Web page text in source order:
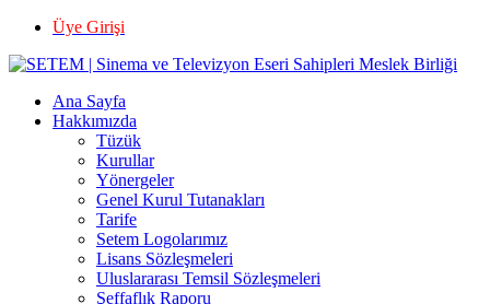
Üye Girişi
Ana Sayfa
Hakkımızda
Tüzük
Kurullar
Yönergeler
Genel Kurul Tutanakları
Tarife
Setem Logolarımız
Lisans Sözleşmeleri
Uluslararası Temsil Sözleşmeleri
Şeffaflık Raporu